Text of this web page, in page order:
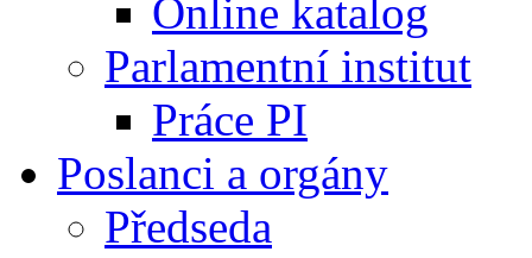
Online katalog
Parlamentní institut
Práce PI
Poslanci a orgány
Předseda